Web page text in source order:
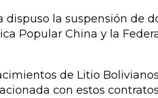
la suspensión de
Popular China y la
de Litio Bolivianos
con estos